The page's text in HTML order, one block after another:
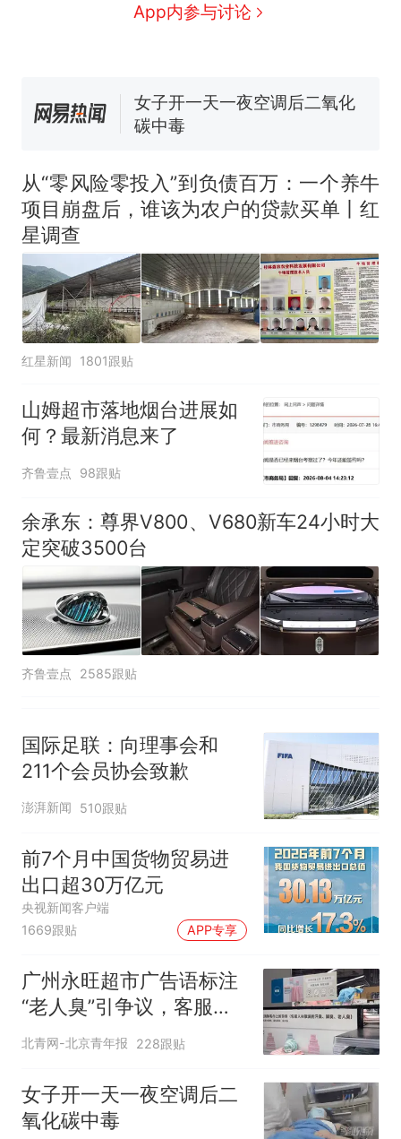
App内参与讨论
140多朵
美国渔民钓获鲨鱼徒手将其拽
碳中毒
热 那个在床头放菜刀的女孩，
因老师一句“跟我回家”改写了
从“零风险零投入”到负债百万：一个养牛
项目崩盘后，谁该为农户的贷款买单丨红
星调查
红星新闻 1801跟贴
山姆超市落地烟台进展如
何？最新消息来了
齐鲁壹点 98跟贴
余承东：尊界V800、V680新车24小时大
定突破3500台
齐鲁壹点 2585跟贴
国际足联：向理事会和
211个会员协会致歉
澎湃新闻 510跟贴
前7个月中国货物贸易进
出口超30万亿元
央视新闻客户端
1669跟贴
APP专享
广州永旺超市广告语标注
“老人臭”引争议，客服回
应
北青网-北京青年报 228跟贴
女子开一天一夜空调后二
氧化碳中毒